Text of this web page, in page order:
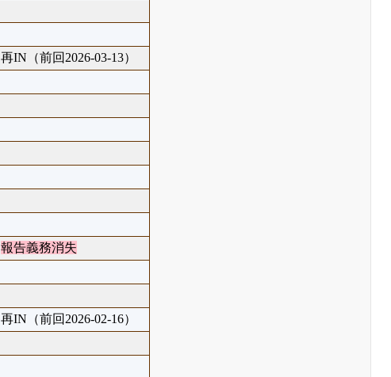
再IN（前回2026-03-13）
報告義務消失
再IN（前回2026-02-16）